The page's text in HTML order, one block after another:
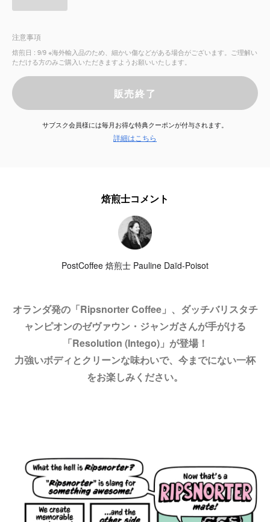
注意事項
焙煎日 : 9/9 ※海外輸入品のため、細かい傷などがある場合がございます。ご理解い
ただける方のみご購入いただきますようお願いいたします。
販売終了
サブスク会員様には毎月お得な特典クーポンが付与されます。
詳細はこちら
焙煎士コメント
PostCoffee 焙煎士 Pauline Daïd-Poisot
オランダ発の「Ripsnorter Coffee」、ダッチバリスタチ
ャンピオンのゼヴァウン・ジャンガさんが手がける
「Resolution (Intego)」が登場！
力強いボディとクリーンな味わいで、今までにない一杯
をお楽しみください。